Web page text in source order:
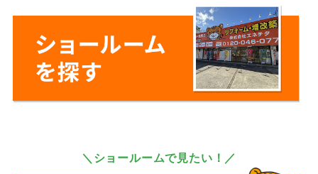
＼ショールームで見たい！／